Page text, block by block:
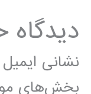
دیدگاه‌
نشانی
بخش‌های